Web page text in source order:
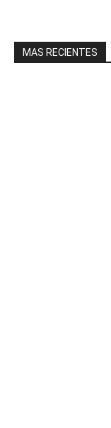
MAS RECIENTES